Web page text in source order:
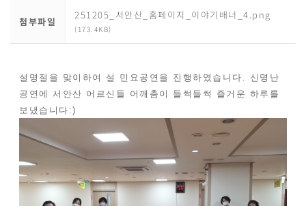
첨부파일
251205_서안산_홈페이지_이야기배너_4.png
(173.4KB)
설명절을 맞이하여 설 민요공연을 진행하였습니다. 신명난
공연에 서안산 어르신들 어깨춤이 들썩들썩 즐거운 하루를
보냈습니다:)